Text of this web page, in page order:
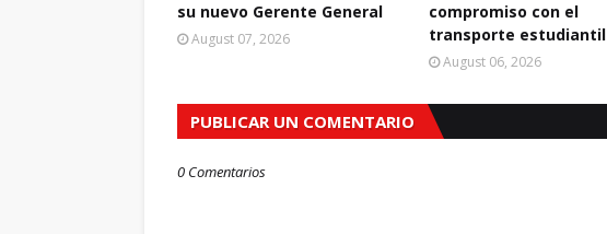
su nuevo Gerente General
August 07, 2026
compromiso con el
transporte estudiantil
August 06, 2026
PUBLICAR UN COMENTARIO
0 Comentarios